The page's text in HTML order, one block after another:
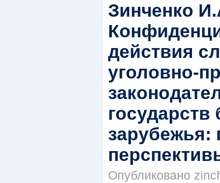
Зинченко
действия
уголовно-
государств
Опубликовано